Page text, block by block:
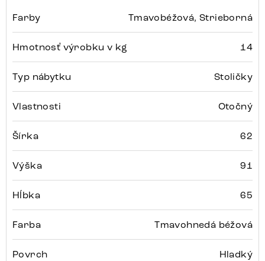
Farby Tmavobéžová, Strieborná
Hmotnosť výrobku v kg 14
Typ nábytku Stoličky
Vlastnosti Otočný
Šírka 62
Výška 91
Hĺbka 65
Farba Tmavohnedá béžová
Povrch Hladký